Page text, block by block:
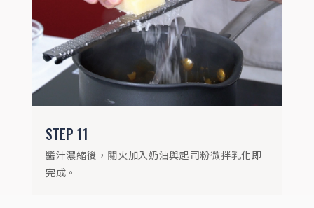
STEP 11
醬汁濃縮後，關火加入奶油與起司粉微拌乳化即
完成。